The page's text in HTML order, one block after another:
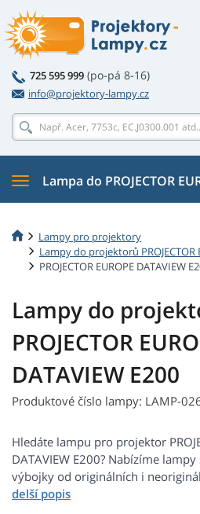
725 595 999 (po-pá 8-16)
info@projektory-lampy.cz
Lampa do PROJECTOR
Lampy pro projektory
Lampy do projektorů PROJECTOR
PROJECTOR EUROPE DATAVIEW
Lampy do
PROJECTOR
DATAVIEW E200
Produktové číslo lampy: LAMP-
Hledáte lampu pro projektor
DATAVIEW E200? Nabízíme
výbojky od originálních i